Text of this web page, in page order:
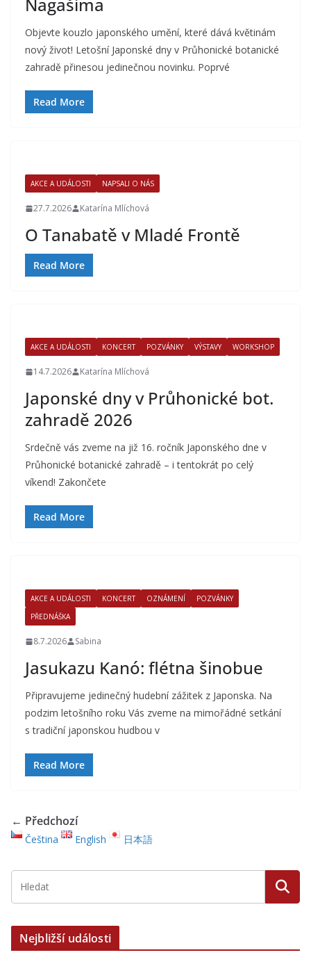
Objevte kouzlo japonského umění, které dává květinám
nový život! Letošní Japonské dny v Průhonické botanické
zahradě přinesou jedinečnou novinku. Poprvé
Read More
AKCE A UDÁLOSTI NAPSALI O NÁS
27.7.2026 Katarína Mlíchová
O Tanabatě v Mladé Frontě
Read More
AKCE A UDÁLOSTI KONCERT POZVÁNKY VÝSTAVY WORKSHOP
14.7.2026 Katarína Mlíchová
Japonské dny v Průhonické bot.
zahradě 2026
Srdečně vás zveme na již 16. ročník Japonského dne v
Průhonické botanické zahradě – i tentokrát po celý
víkend! Zakončete
Read More
AKCE A UDÁLOSTI KONCERT OZNÁMENÍ
POZVÁNKY
PŘEDNÁŠKA
8.7.2026 Sabina
Jasukazu Kanó: flétna šinobue
Připravujeme jedinečný hudební zážitek z Japonska. Na
podzim letošního roku Vás zveme na mimořádné setkání
s tradiční japonskou hudbou v
Read More
← Předchozí
Čeština English 日本語
Nejbližší události